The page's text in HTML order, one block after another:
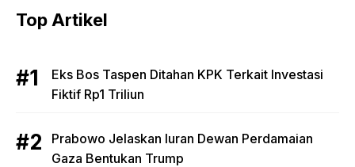
Top Artikel
Eks Bos Taspen Ditahan KPK Terkait Investasi
Fiktif Rp1 Triliun
Prabowo Jelaskan Iuran Dewan Perdamaian
Gaza Bentukan Trump